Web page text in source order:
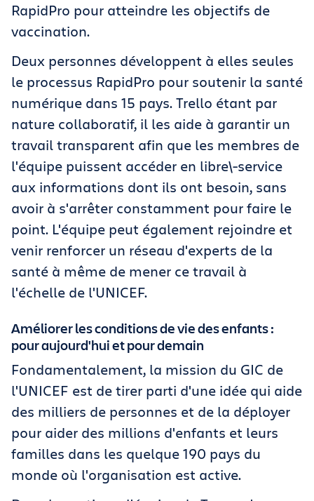
RapidPro pour atteindre les objectifs de
vaccination.
Deux personnes développent à elles seules
le processus RapidPro pour soutenir la santé
numérique dans 15 pays. Trello étant par
nature collaboratif, il les aide à garantir un
travail transparent afin que les membres de
l'équipe puissent accéder en libre\-service
aux informations dont ils ont besoin, sans
avoir à s'arrêter constamment pour faire le
point. L'équipe peut également rejoindre et
venir renforcer un réseau d'experts de la
santé à même de mener ce travail à
l'échelle de l'UNICEF.
Améliorer les conditions de vie des enfants :
pour aujourd'hui et pour demain
Fondamentalement, la mission du GIC de
l'UNICEF est de tirer parti d'une idée qui aide
des milliers de personnes et de la déployer
pour aider des millions d'enfants et leurs
familles dans les quelque 190 pays du
monde où l'organisation est active.